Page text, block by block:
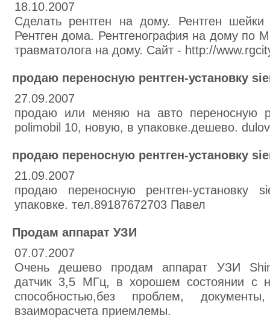
18.10.2007
Сделать рентген на дому. Рентген
Рентген дома. Рентгенография на дому по
травматолога на дому. Сайт - http://
продаю переносную рентген-установку
27.09.2007
продаю или меняю на авто переносную
polimobil 10, новую, в упаковке.дешево.
продаю переносную рентген-установку
21.09.2007
продаю переносную рентген-установку
упаковке. тел.89187672703 Павел
Продам аппарат УЗИ
07.07.2007
Очень дешево продам аппарат УЗИ
датчик 3,5 МГц, в хорошем состоянии с
способностью,без проблем,
взаиморасчета приемлемы.